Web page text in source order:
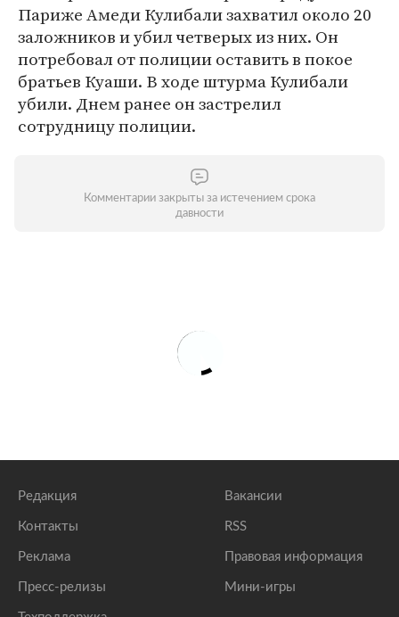
Париже Амеди Кулибали захватил около 20
заложников и убил четверых из них. Он
потребовал от полиции оставить в покое
братьев Куаши. В ходе штурма Кулибали
убили. Днем ранее он застрелил
сотрудницу полиции.
Комментарии закрыты за истечением срока
давности
Редакция
Контакты
Реклама
Пресс-релизы
Вакансии
RSS
Правовая информация
Мини-игры